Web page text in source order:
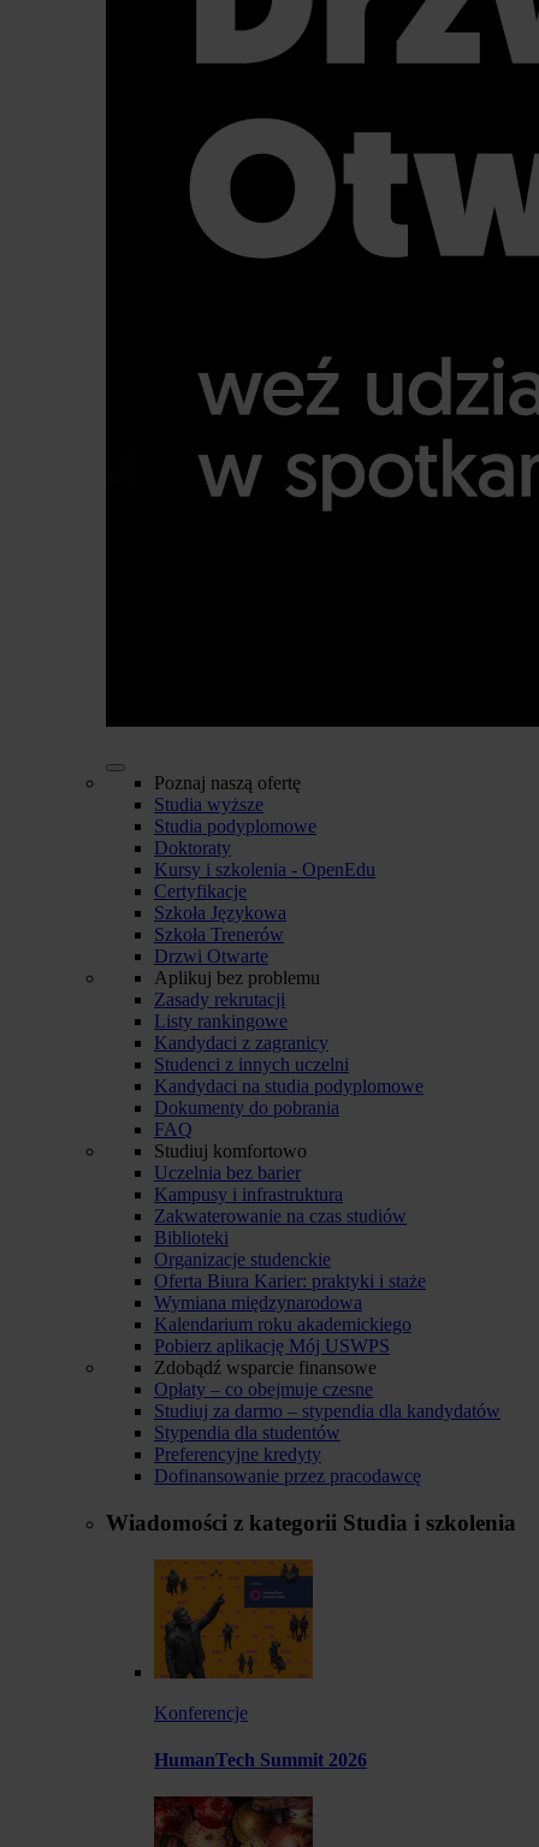
Poznaj naszą ofertę
Studia wyższe
Studia podyplomowe
Doktoraty
Kursy i szkolenia - OpenEdu
Certyfikacje
Szkoła Językowa
Szkoła Trenerów
Drzwi Otwarte
Aplikuj bez problemu
Zasady rekrutacji
Listy rankingowe
Kandydaci z zagranicy
Studenci z innych uczelni
Kandydaci na studia podyplomowe
Dokumenty do pobrania
FAQ
Studiuj komfortowo
Uczelnia bez barier
Kampusy i infrastruktura
Zakwaterowanie na czas studiów
Biblioteki
Organizacje studenckie
Oferta Biura Karier: praktyki i staże
Wymiana międzynarodowa
Kalendarium roku akademickiego
Pobierz aplikację Mój USWPS
Zdobądź wsparcie finansowe
Opłaty – co obejmuje czesne
Studiuj za darmo – stypendia dla kandydatów
Stypendia dla studentów
Preferencyjne kredyty
Dofinansowanie przez pracodawcę
Wiadomości z kategorii Studia i szkolenia
Konferencje
HumanTech Summit 2026